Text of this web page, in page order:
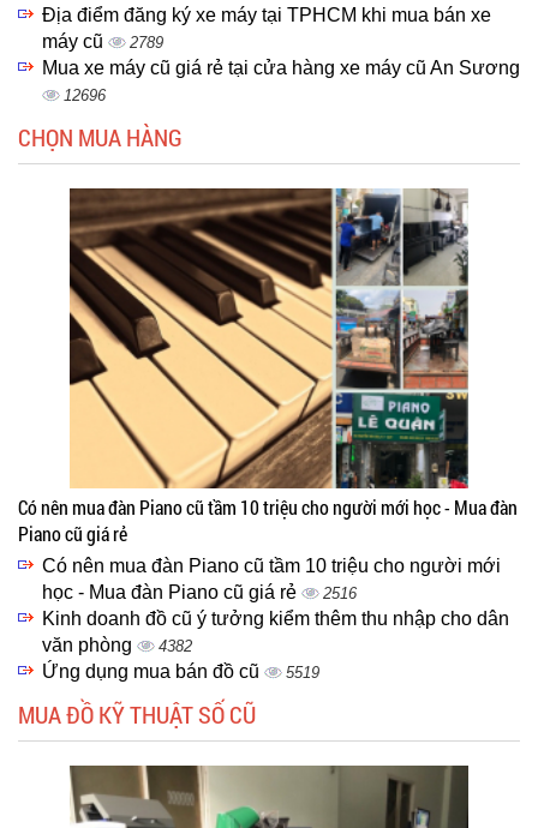
Địa điểm đăng ký xe máy tại TPHCM khi mua bán xe
máy cũ
2789
Mua xe máy cũ giá rẻ tại cửa hàng xe máy cũ An Sương
12696
CHỌN MUA HÀNG
Có nên mua đàn Piano cũ tầm 10 triệu cho người mới học - Mua đàn
Piano cũ giá rẻ
Có nên mua đàn Piano cũ tầm 10 triệu cho người mới
học - Mua đàn Piano cũ giá rẻ
2516
Kinh doanh đồ cũ ý tưởng kiểm thêm thu nhập cho dân
văn phòng
4382
Ứng dụng mua bán đồ cũ 5519
MUA ĐỒ KỸ THUẬT SỐ CŨ